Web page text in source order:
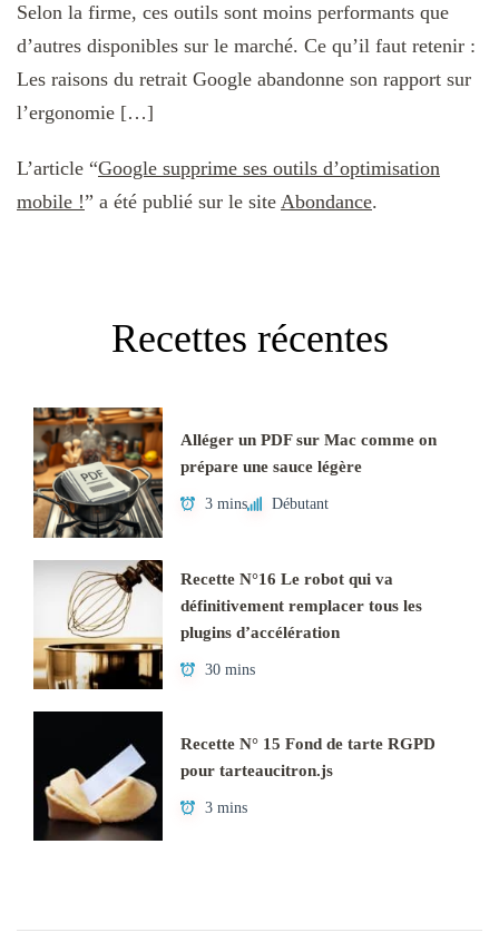
Selon la firme, ces outils sont moins performants que
d’autres disponibles sur le marché. Ce qu’il faut retenir :
Les raisons du retrait Google abandonne son rapport sur
l’ergonomie […]
L’article “Google supprime ses outils d’optimisation
mobile !” a été publié sur le site Abondance.
Recettes récentes
Alléger un PDF sur Mac comme on
prépare une sauce légère
3 mins Débutant
Recette N°16 Le robot qui va
définitivement remplacer tous les
plugins d’accélération
30 mins
Recette N° 15 Fond de tarte RGPD
pour tarteaucitron.js
3 mins